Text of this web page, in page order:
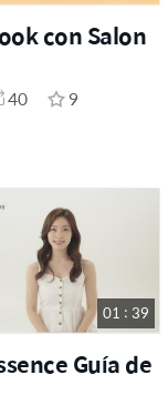
con Salon
40
9
01 : 39
Guía de